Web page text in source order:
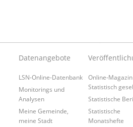
Datenangebote
LSN-Online-Datenbank
Monitorings und
Analysen
Meine Gemeinde,
meine Stadt
Online-Magazin
Statistisch
Statistische
Statistische
Monatshefte